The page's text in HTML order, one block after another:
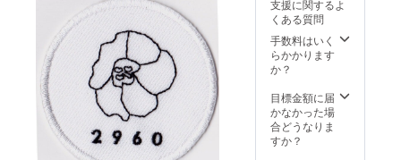
支援に関するよ
くある質問
手数料はいく
らかかります
か？
目標金額に届
かなかった場
合どうなりま
すか？